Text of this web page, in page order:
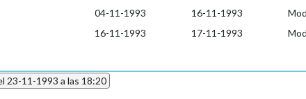
04-11-1993 16-11-1993
16-11-1993 17-11-1993
23-11-1993 a las 18:20